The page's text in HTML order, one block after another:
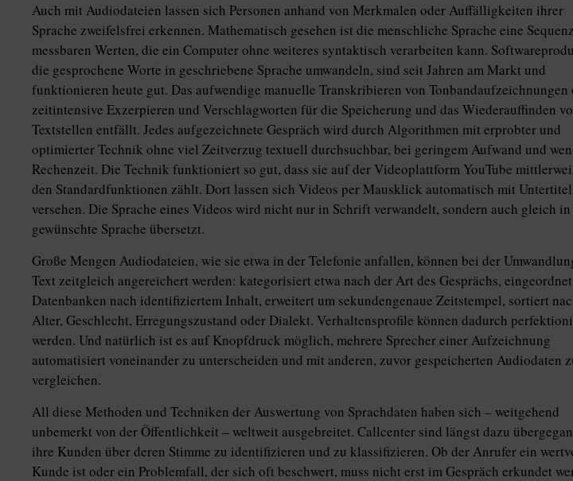
Auch mit Audiodateien lassen sich Personen anhand von Merkmalen oder Auffälligkeiten ihrer
Sprache zweifelsfrei erkennen. Mathematisch gesehen ist die menschliche Sprache eine
messbaren Werten, die ein Computer ohne weiteres syntaktisch verarbeiten kann.
die gesprochene Worte in geschriebene Sprache umwandeln, sind seit Jahren am Markt und
funktionieren heute gut. Das aufwendige manuelle Transkribieren von Tonbandaufzeichnungen
zeitintensive Exzerpieren und Verschlagworten für die Speicherung und das Wiederauffinden
Textstellen entfällt. Jedes aufgezeichnete Gespräch wird durch Algorithmen mit erprobter und
optimierter Technik ohne viel Zeitverzug textuell durchsuchbar, bei geringem Aufwand und
Rechenzeit. Die Technik funktioniert so gut, dass sie auf der Videoplattform YouTube
den Standardfunktionen zählt. Dort lassen sich Videos per Mausklick automatisch mit
versehen. Die Sprache eines Videos wird nicht nur in Schrift verwandelt, sondern auch gleich
gewünschte Sprache übersetzt.
Große Mengen Audiodateien, wie sie etwa in der Telefonie anfallen, können bei der
Text zeitgleich angereichert werden: kategorisiert etwa nach der Art des Gesprächs,
Datenbanken nach identifiziertem Inhalt, erweitert um sekundengenaue Zeitstempel, sortiert
Alter, Geschlecht, Erregungszustand oder Dialekt. Verhaltensprofile können dadurch
werden. Und natürlich ist es auf Knopfdruck möglich, mehrere Sprecher einer Aufzeichnung
automatisiert voneinander zu unterscheiden und mit anderen, zuvor gespeicherten Audiodaten
vergleichen.
All diese Methoden und Techniken der Auswertung von Sprachdaten haben sich – weitgehend
unbemerkt von der Öffentlichkeit – weltweit ausgebreitet. Callcenter sind längst dazu
ihre Kunden über deren Stimme zu identifizieren und zu klassifizieren. Ob der Anrufer ein
Kunde ist oder ein Problemfall, der sich oft beschwert, muss nicht erst im Gespräch erkundet